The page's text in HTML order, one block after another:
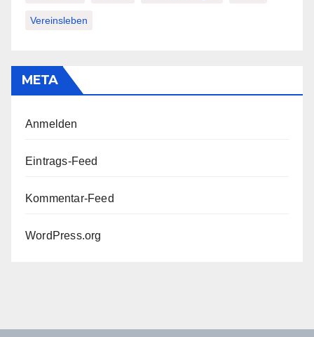
Vereinsleben
META
Anmelden
Eintrags-Feed
Kommentar-Feed
WordPress.org